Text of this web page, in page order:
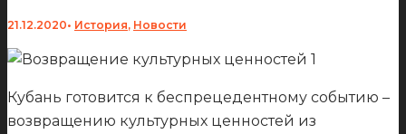
21.12.2020• История, Новости
Кубань готовится к беспрецедентному событию –
возвращению культурных ценностей из